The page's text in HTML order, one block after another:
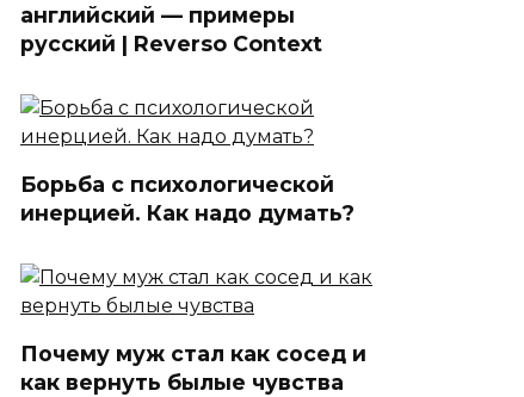
английский — примеры
русский | Reverso Context
Борьба с психологической
инерцией. Как надо думать?
Почему муж стал как сосед и
как вернуть былые чувства